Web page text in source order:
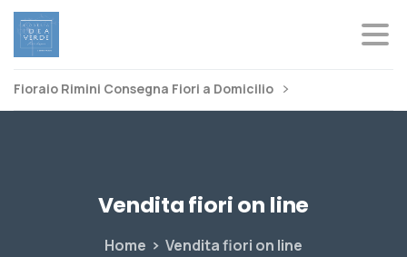
Fioraio Rimini Consegna Fiori a Domicilio
Venditafiorion line
Home Vendita fiori on line